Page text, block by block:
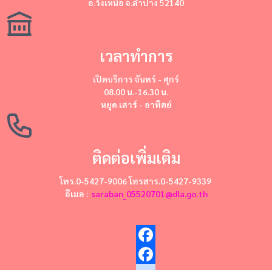
อ.วังเหนือ จ.ลำปาง 52140
เวลาทำการ
เปิดบริการ จันทร์ - ศุกร์
08.00 น.-16.30 น.
หยุด เสาร์ - อาทิตย์
ติดต่อเพิ่มเติม
โทร.0-5427-9006 โทรสาร.0-5427-9339
อีเมล : saraban_05520701@dla.go.th